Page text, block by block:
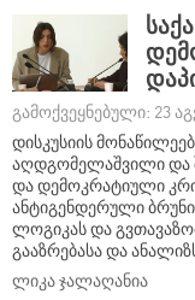
გამოქვეყნებული: 23
დისკუსიის
აღდგომელაშვილი და
და დემოკრატიული
ანტიგენდერული
ლოგიკას და
გააზრებასა და
ლიკა ჯალაღანია